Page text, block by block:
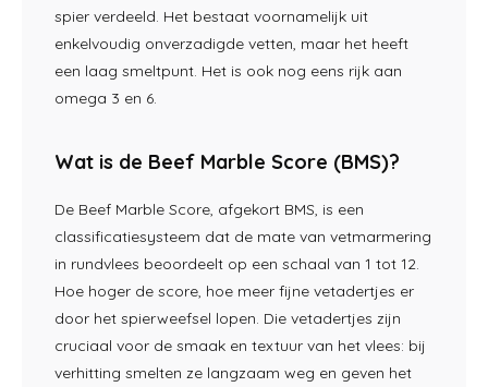
spier verdeeld. Het bestaat voornamelijk uit
enkelvoudig onverzadigde vetten, maar het heeft
een laag smeltpunt. Het is ook nog eens rijk aan
omega 3 en 6.
Wat is de Beef Marble Score (BMS)?
De Beef Marble Score, afgekort BMS, is een
classificatiesysteem dat de mate van vetmarmering
in rundvlees beoordeelt op een schaal van 1 tot 12.
Hoe hoger de score, hoe meer fijne vetadertjes er
door het spierweefsel lopen. Die vetadertjes zijn
cruciaal voor de smaak en textuur van het vlees: bij
verhitting smelten ze langzaam weg en geven het